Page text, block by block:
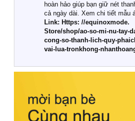
Khác với các dòng sản phẩm
thường, những bộ chăn ga gối
cao cấp trải qua quy trình sản
nghiêm ngặt từ khâu chọn lọc
liệu tự nhiên đến công nghệ dệt
nhuộm hiện đại không chứa
này, bạn sẽ cảm nhận rõ rệt
hồi chuẩn xác của phần đệm
cột sống.
hoàn hảo giúp bạn giữ nét
cả ngày dài. Xem chi tiết mẫu
Link: Https: //equinoxmode.
Store/shop/ao-so-mi-nu-tay-
cong-so-thanh-lich-quy-
vai-lua-tronkhong-